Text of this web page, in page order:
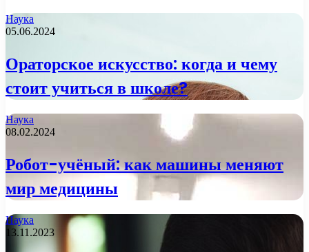
Наука
05.06.2024
Ораторское искусство: когда и чему
стоит учиться в школе?
Наука
08.02.2024
Робот-учёный: как машины меняют
мир медицины
Наука
13.11.2023